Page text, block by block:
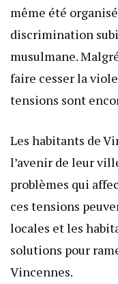
même été
discrimination
musulmane.
faire cesser la
tensions sont
Les habitants de
l’avenir de leur
problèmes qui
ces tensions
locales et les
solutions pour
Vincennes.